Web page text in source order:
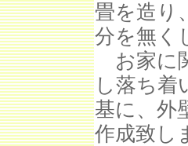
畳を造り
分を無く
お家に
し落ち着
基に、外
作成致し